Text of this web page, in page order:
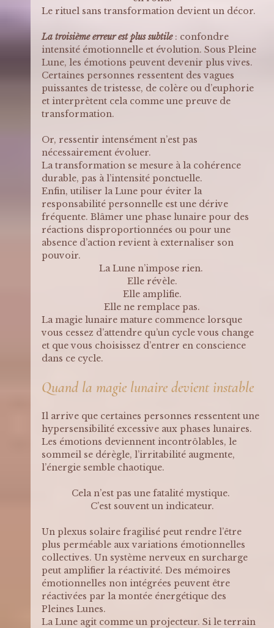
Le rituel sans transformation devient un décor.
La troisième erreur est plus subtile : confondre
intensité émotionnelle et évolution. Sous Pleine
Lune, les émotions peuvent devenir plus vives.
Certaines personnes ressentent des vagues
puissantes de tristesse, de colère ou d’euphorie
et interprètent cela comme une preuve de
transformation.
Or, ressentir intensément n’est pas
nécessairement évoluer.
La transformation se mesure à la cohérence
durable, pas à l’intensité ponctuelle.
Enfin, utiliser la Lune pour éviter la
responsabilité personnelle est une dérive
fréquente. Blâmer une phase lunaire pour des
réactions disproportionnées ou pour une
absence d’action revient à externaliser son
pouvoir.
La Lune n’impose rien.
Elle révèle.
Elle amplifie.
Elle ne remplace pas.
La magie lunaire mature commence lorsque
vous cessez d’attendre qu’un cycle vous change
et que vous choisissez d’entrer en conscience
dans ce cycle.
Quand la magie lunaire devient instable
Il arrive que certaines personnes ressentent une
hypersensibilité excessive aux phases lunaires.
Les émotions deviennent incontrôlables, le
sommeil se dérègle, l’irritabilité augmente,
l’énergie semble chaotique.
Cela n’est pas une fatalité mystique.
C’est souvent un indicateur.
Un plexus solaire fragilisé peut rendre l’être
plus perméable aux variations émotionnelles
collectives. Un système nerveux en surcharge
peut amplifier la réactivité. Des mémoires
émotionnelles non intégrées peuvent être
réactivées par la montée énergétique des
Pleines Lunes.
La Lune agit comme un projecteur. Si le terrain